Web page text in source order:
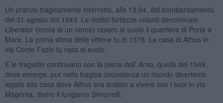
Un pranzo tragicamente interrotto, alle 13.04, dal bombardamento
del 31 agosto del 1943. Le dodici fortezze volanti denominate
Liberator (ironia di un nome) rasero al suolo il quartiere di Porta a
Mare. La prima stima delle vittime fu di 1378. La casa di Athos in
via Conte Fazio fu rasa al suolo.
E le tragedie continuano con la piena dell’ Arno, quella del 1949,
dove emerge, pur nella tragica circostanza un ricordo divertente
legato alla casa dove Athos era andato a vivere con i suoi in via
Magenta, dietro il lungarno Simonelli: